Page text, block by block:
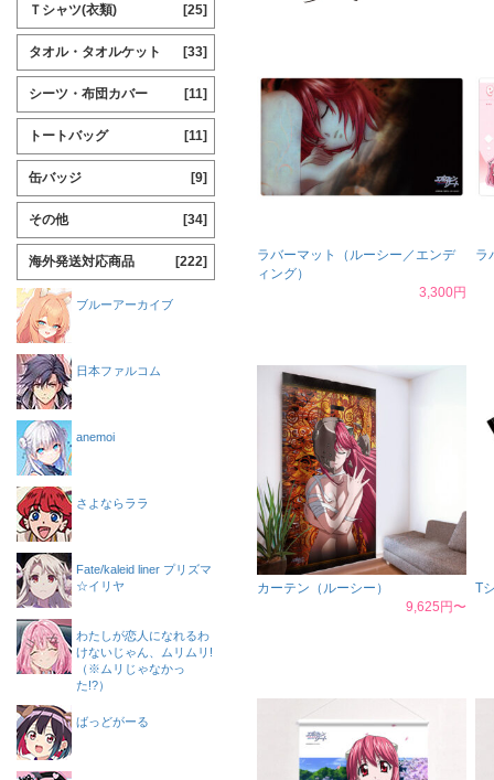
ラバーマット（ルーシー／エンデ
ィング）
3,300円
ラ
カーテン（ルーシー）
9,625円〜
T
Ｔシャツ(衣類) [25]
タオル・タオルケット [33]
シーツ・布団カバー [11]
トートバッグ [11]
缶バッジ [9]
その他 [34]
海外発送対応商品 [222]
ブルーアーカイブ
日本ファルコム
anemoi
さよならララ
Fate/kaleid liner プリズマ
☆イリヤ
わたしが恋人になれるわ
けないじゃん、ムリムリ!
（※ムリじゃなかっ
た!?）
ばっどがーる